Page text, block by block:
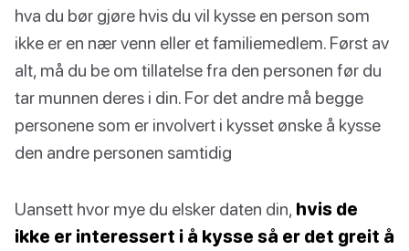
hva du bør gjøre hvis du vil kysse en person som
ikke er en nær venn eller et familiemedlem. Først av
alt, må du be om tillatelse fra den personen før du
tar munnen deres i din. For det andre må begge
personene som er involvert i kysset ønske å kysse
den andre personen samtidig
Uansett hvor mye du elsker daten din, hvis de
ikke er interessert i å kysse så er det greit å